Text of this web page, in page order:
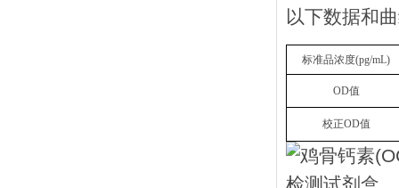
以下数据和
标准品浓度(pg/mL)
OD值
校正OD值